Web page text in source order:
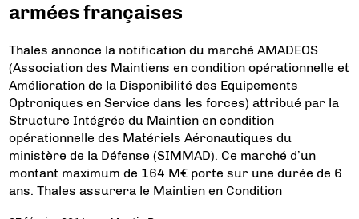
armées françaises
Thales annonce la notification du marché AMADEOS
(Association des Maintiens en condition opérationnelle et
Amélioration de la Disponibilité des Equipements
Optroniques en Service dans les forces) attribué par la
Structure Intégrée du Maintien en condition
opérationnelle des Matériels Aéronautiques du
ministère de la Défense (SIMMAD). Ce marché d’un
montant maximum de 164 M€ porte sur une durée de 6
ans. Thales assurera le Maintien en Condition